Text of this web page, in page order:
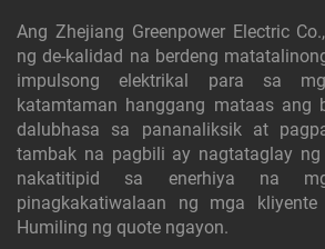
Ang Zhejiang Greenpower Electric
ng de-kalidad na berdeng
impulsong elektrikal para sa
katamtaman hanggang mataas ang
dalubhasa sa pananaliksik at
tambak na pagbili ay nagtataglay
nakatitipid sa enerhiya na
pinagkakatiwalaan ng mga
Humiling ng quote ngayon.